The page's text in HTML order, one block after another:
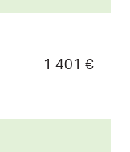
1 401 €